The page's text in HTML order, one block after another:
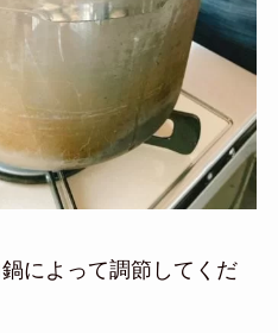
によって調節してくだ